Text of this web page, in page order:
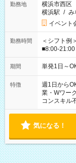
勤務地
横浜市西区
横浜駅 / み
イベント
勤務時間
＜シフト例
■8:00-
期間 単発1日～
特徴 週1日から
業・Wワー
コンスキル
気になる！